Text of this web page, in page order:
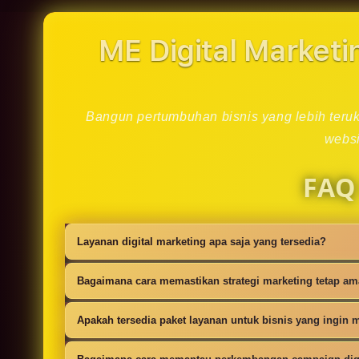
in
modal
ME Digital
Bangun pertumbuhan bisnis yang lebih
Layanan digital marketing apa saja yang tersedia?
Kami menyediakan strategi SEO, iklan
campaign.
Bagaimana cara memastikan strategi marketing tetap
Setiap campaign disusun dengan riset
Apakah tersedia paket layanan untuk bisnis yang ingin
Ya, tersedia paket dasar sampai lanjutan